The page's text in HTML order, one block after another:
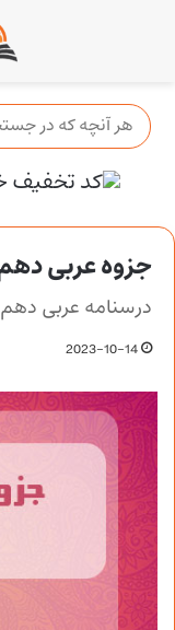
جزوه عربی
درسنامه عربی
2023-10-14